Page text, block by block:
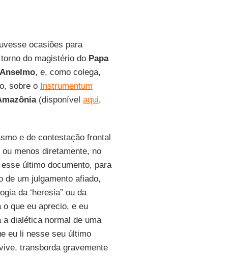
ocasiões para
do magistério do Papa
, e, como colega,
sobre o Instrumentum
(disponível aqui,
e de contestação frontal
menos diretamente, no
último documento, para
de um julgamento afiado,
da ‘heresia” ou da
que eu aprecio, e eu
dialética normal de uma
eu li nesse seu último
transborda gravemente